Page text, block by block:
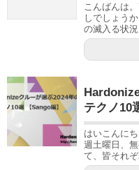
こんばんは
しでしょう
の滅入る状
テクノ10
はいこんに
週土曜日、
て、皆それぞ